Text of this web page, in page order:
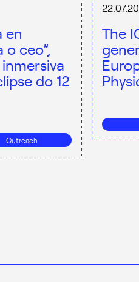
en
o ceo”,
do 12
Outreach
The